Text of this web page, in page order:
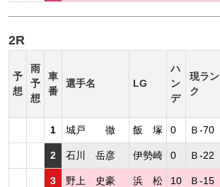
2R
予
想
雨
予
想
車
番
選手名 LG
ハ
ン
デ
現ラン
ク
1 城戸 徹 飯 塚 0 Ｂ-70
2 石川 岳彦 伊勢崎 0 Ｂ-22
3 野上 史豪 浜 松 10 Ｂ-15